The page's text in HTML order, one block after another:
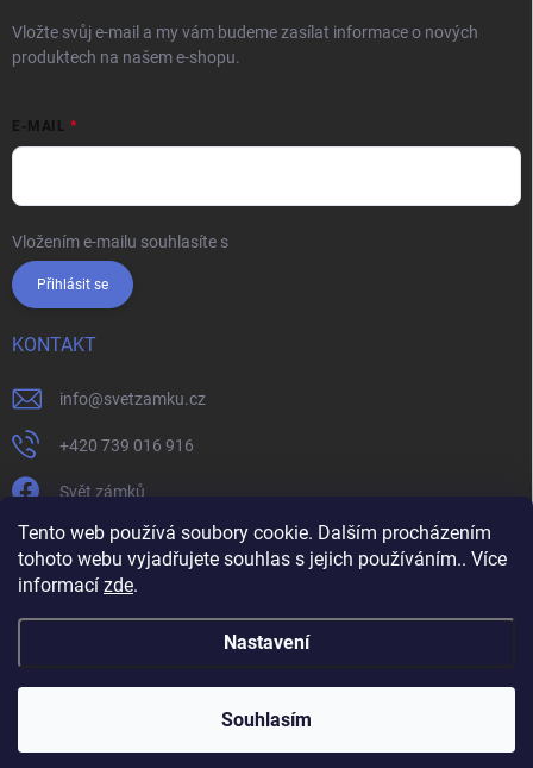
Tento web používá soubory cookie. Dalším procházením
tohoto webu vyjadřujete souhlas s jejich používáním.. Více
informací zde.
Nastavení
Souhlasím
Vložte svůj e-mail a my vám budeme zasílat informace o nových
produktech na našem e-shopu.
E-MAIL
Vložením e-mailu souhlasíte s
Přihlásit se
KONTAKT
info@svetzamku.cz
+420 739 016 916
Svět zámků
svetzamku.cz
Jak nakupovat
Podmínky ochrany osobních údajů
Svět zámků. Všechna práva vyhrazena.